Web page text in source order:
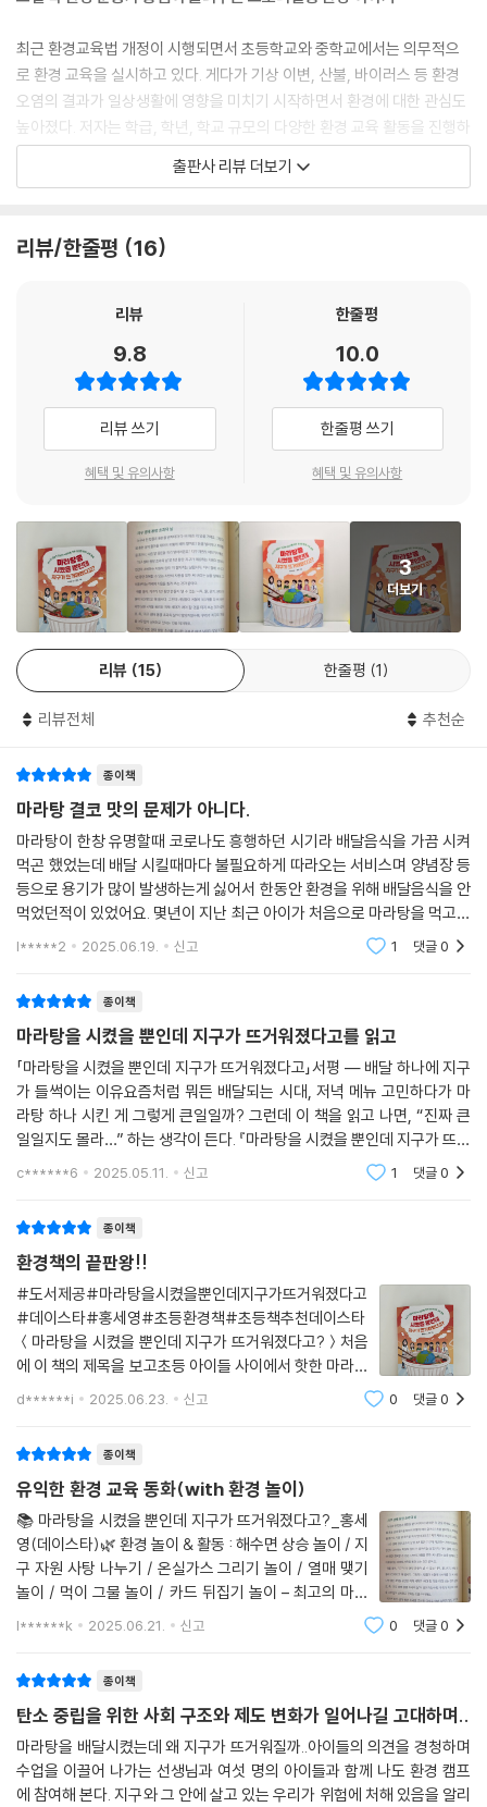
최근 환경교육법 개정이 시행되면서 초등학교와 중학교에서는 의무적으
로 환경 교육을 실시하고 있다. 게다가 기상 이변, 산불, 바이러스 등 환경
오염의 결과가 일상생활에 영향을 미치기 시작하면서 환경에 대한 관심도
높아졌다. 저자는 학급, 학년, 학교 규모의 다양한 환경 교육 활동을 진행하
며 쌓은 경험을 바탕으로 어린이들이 궁금해하는 환경 이슈를 흥미롭게 설
명하고, 꼭 알아야 하는 환경 관련 지식을 어린이의 눈높이에서 쉽게 설명
지구 평균 기온이 상승하면 어떤 문제가 생기는지, 꿀벌이 사라지는 것과
되는지 등 지구 환경을 둘러싼 다양한 주제를 다루며 환경 보호의 중요성
“점점 뜨거워지는 지구가 걱정되는 어린이 모두 모여라!”
유쾌하고 사랑스러운 여섯 친구들과 함께 하는 환경 캠프에 여러분을 초대
정하던 여섯 친구들이 환경 수업에 ‘진심’인 홍쌤의 환경 캠프에 참여한다.
지루한 수업에서 벗어나 털실로 먹이 그물을 만들어 보기, 꿀벌이 되어 꽃
가루 옮기기와 같이 다양한 놀이, 토론, 발표 등의 활동을 하며 지구의 환경
오염이 얼마나 심각한지 알아 가고, 나아가 환경 오염으로 고통받는 지구
에서 살아남기 위해 무엇을 할 수 있는지에 대해 고민한다. 개구쟁이 준호,
새침데기 하영, 골목대장 건우 등 사랑스럽고 유쾌한 여섯 친구들의 이야
기를 따라가다 보면 자연스레 환경에 대한 이해를 높이고, 환경 감수성을
한 권으로 끝내는 어린이 환경 교육!
《마라탕을 시켰을 뿐인데 지구가 뜨거워졌다고?》는 각 장마다 관련 교과
과정 성취 기준이 수록되어 있어 교과 내용과 연계하여 이해할 수 있다. 나
아가 각 장의 주제를 활용하여 심화 개념을 다루는 「환경 지식 더하기」를
통해 ‘그린워싱’, ‘세대 간 불평등’, ‘지구 생태 용량 초과의 날’ 등 환경과 관
련된 심화 개념을 배우며 환경에 대해 깊이 있게 이해할 수 있다. 또한 각
를 자극하고, 각 주제를 흥미로운 방식으로 풀어 낸 이야기를 통해 환경에
대한 관심을 넓힐 수 있도록 돕는다. 이를 통해 독자는 환경에 대해 깊게 생
각하는 힘을 기르고, 넓게 관심을 가지며 환경 보호를 향해 성장할 수 있다.
출판사 리뷰 더보기
리뷰/한줄평 16
리뷰
9.8
리뷰 쓰기
혜택 및 유의사항
한줄평
10.0
한줄평 쓰기
혜택 및 유의사항
3
더보기
리뷰 15 한줄평 1
리뷰전체 추천순
종이책
마라탕 결코 맛의 문제가 아니다.
마라탕이 한창 유명할때 코로나도 흥행하던 시기라 배달음식을 가끔 시켜
먹곤 했었는데 배달 시킬때마다 불필요하게 따라오는 서비스며 양념장 등
등으로 용기가 많이 발생하는게 싫어서 한동안 환경을 위해 배달음식을 안
먹었던적이 있었어요. 몇년이 지난 최근 아이가 처음으로 마라탕을 먹고싶
다고 하여 마라탕집에 직접 가게되었고, 배달주문이 들어와서 조리후 검정
l*****2 2025.06.19. 신고 1 댓글0
종이책
마라탕을 시켰을 뿐인데 지구가 뜨거워졌다고를 읽고
️「마라탕을 시켰을 뿐인데 지구가 뜨거워졌다고」서평 — 배달 하나에 지구
가 들썩이는 이유요즘처럼 뭐든 배달되는 시대, 저녁 메뉴 고민하다가 마
라탕 하나 시킨 게 그렇게 큰일일까? 그런데 이 책을 읽고 나면, “진짜 큰
일일지도 몰라…” 하는 생각이 든다. 『마라탕을 시켰을 뿐인데 지구가 뜨거
워졌다고』는 우리가 무심코 하는 ‘일상적인 선택’이 환경에 어떤 영향을 주
c******6 2025.05.11. 신고 1 댓글0
종이책
환경책의 끝판왕!!
#도서제공#마라탕을시켰을뿐인데지구가뜨거워졌다고
#데이스타#홍세영#초등환경책#초등책추천데이스타
＜마라탕을 시켰을 뿐인데 지구가 뜨거워졌다고?＞처음
에 이 책의 제목을 보고초등 아이들 사이에서 핫한 마라탕
을 키워드로환경문제 이야기를 시작했다는 것에박수를
d******i 2025.06.23. 신고 0 댓글0
종이책
유익한 환경 교육 동화(with 환경 놀이)
📚 마라탕을 시켰을 뿐인데 지구가 뜨거워졌다고?_홍세
영(데이스타)🌿 환경 놀이 & 활동 : 해수면 상승 놀이 / 지
구 자원 사탕 나누기 / 온실가스 그리기 놀이 / 열매 맺기
놀이 / 먹이 그물 놀이 / 카드 뒤집기 놀이 – 최고의 마을
그리기 / 동물, 생산자, 소비자 역할 놀이 / 업사이클링 회
l******k 2025.06.21. 신고 0 댓글0
종이책
탄소 중립을 위한 사회 구조와 제도 변화가 일어나길 고대하며..
마라탕을 배달시켰는데 왜 지구가 뜨거워질까..아이들의 의견을 경청하며
수업을 이끌어 나가는 선생님과 여섯 명의 아이들과 함께 나도 환경 캠프
에 참여해 본다. 지구와 그 안에 살고 있는 우리가 위험에 처해 있음을 알리